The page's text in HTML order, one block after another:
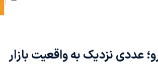
عددی نزدیک به واقعیت بازار